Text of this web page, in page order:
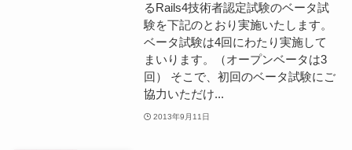
るRails4技術者認定試験のベータ試
験を下記のとおり実施いたします。
ベータ試験は4回にわたり実施して
まいります。（オープンベータは3
回） そこで、初回のベータ試験にご
協力いただけ...
2013年9月11日